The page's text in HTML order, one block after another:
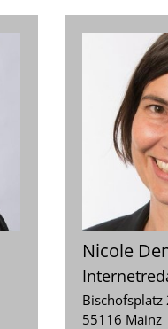
Nicole
Bischofsplatz
55116 Mainz